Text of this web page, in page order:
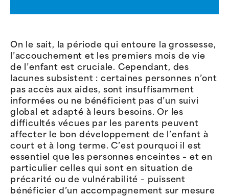
On le sait, la période qui entoure la grossesse,
l’accouchement et les premiers mois de vie
de l’enfant est cruciale. Cependant, des
lacunes subsistent : certaines personnes n’ont
pas accès aux aides, sont insuffisamment
informées ou ne bénéficient pas d’un suivi
global et adapté à leurs besoins. Or les
difficultés vécues par les parents peuvent
affecter le bon développement de l’enfant à
court et à long terme. C’est pourquoi il est
essentiel que les personnes enceintes – et en
particulier celles qui sont en situation de
précarité ou de vulnérabilité – puissent
bénéficier d’un accompagnement sur mesure